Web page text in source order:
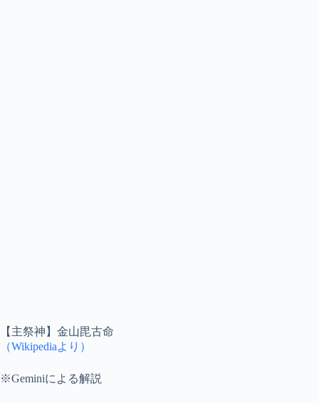
【主祭神】金山毘古命
（Wikipediaより）
※Geminiによる解説